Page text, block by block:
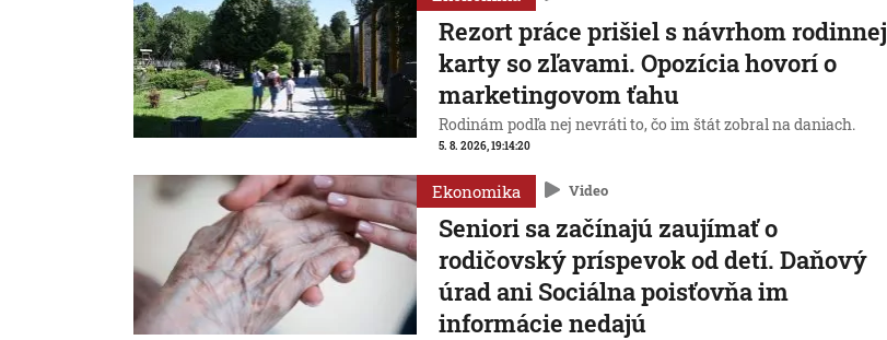
Rezort práce prišiel s návrhom rodinnej
karty so zľavami. Opozícia hovorí o
marketingovom ťahu
Rodinám podľa nej nevráti to, čo im štát zobral na daniach.
5. 8. 2026, 19:14:20
Ekonomika Video
Seniori sa začínajú zaujímať o
rodičovský príspevok od detí. Daňový
úrad ani Sociálna poisťovňa im
informácie nedajú